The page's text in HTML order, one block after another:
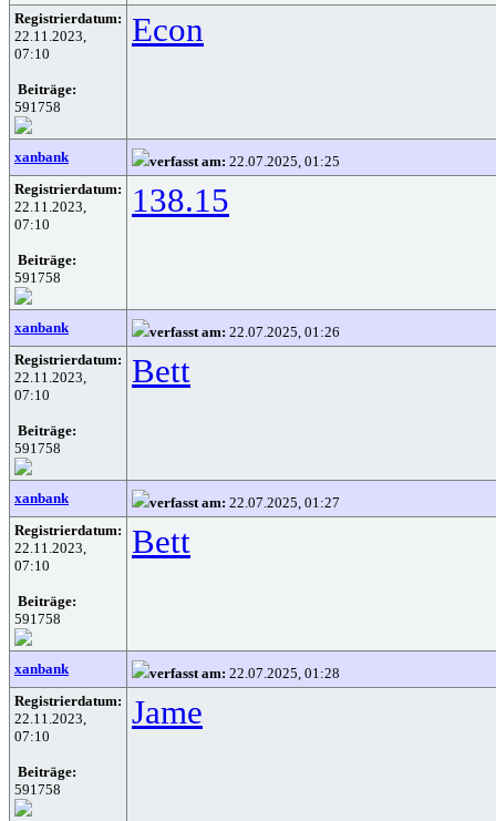
Registrierdatum:
22.11.2023,
07:10
Beiträge:
591758
Econ
xanbank verfasst am: 22.07.2025, 01:25
Registrierdatum:
22.11.2023,
07:10
Beiträge:
591758
138.15
xanbank verfasst am: 22.07.2025, 01:26
Registrierdatum:
22.11.2023,
07:10
Beiträge:
591758
Bett
xanbank verfasst am: 22.07.2025, 01:27
Registrierdatum:
22.11.2023,
07:10
Beiträge:
591758
Bett
xanbank verfasst am: 22.07.2025, 01:28
Registrierdatum:
22.11.2023,
07:10
Beiträge:
591758
Jame